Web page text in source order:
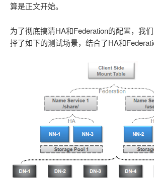
算是正文开始。
为了彻底搞清HA和Federation的配置，我
择了如下的测试场景，结合了HA和